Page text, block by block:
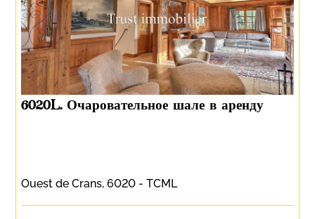
6020L. Очаровательное шале в аренду
Ouest de Crans, 6020 - TCML